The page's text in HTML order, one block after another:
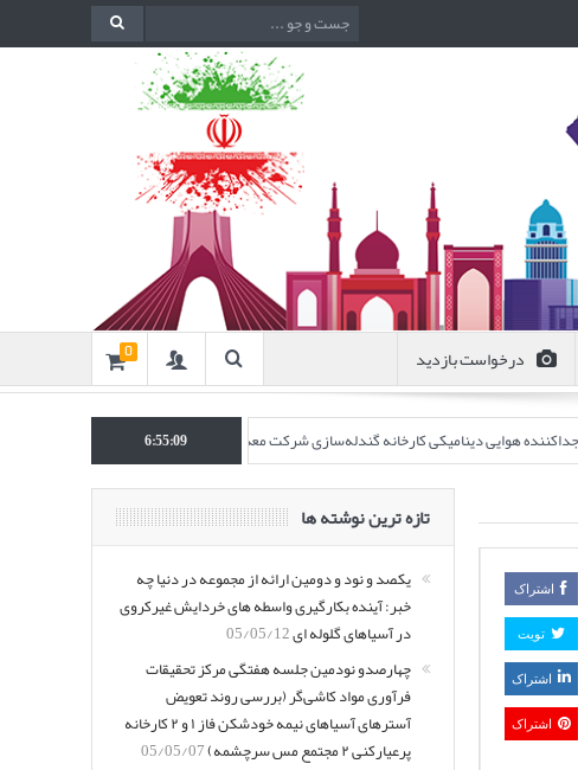
درخواست بازدید 0
جداکننده هوایی دینامیکی کارخانه گندله‌سازی شرکت معدنی و صنعتی گل‌گهر” در نشریه
6:55:10
اشتراک
تویت
اشتراک
اشتراک
تازه ترین نوشته ها
یکصد و نود و دومین ارائه از مجموعه در دنیا چه
خبر: آینده بکارگیری واسطه های خردایش غیرکروی
در آسیاهای گلوله ای05/05/12
چهارصدو نودمین جلسه هفتگی مرکز تحقیقات
فرآوری مواد کاشی‌گر (بررسی روند تعویض
آسترهای آسیاهای نیمه خودشکن فاز ۱ و ۲ کارخانه
پرعیارکنی ۲ مجتمع مس سرچشمه)
05/05/07